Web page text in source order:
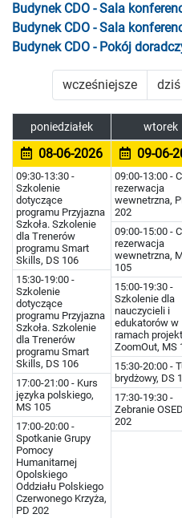
Budynek CDO - Sala
Budynek CDO - Sala
Budynek CDO - Pokój
wcześniejsze
poniedziałek wtorek
08-06-2026
09:30-13:30 -
Szkolenie
dotyczące
programu Przyjazna
Szkoła. Szkolenie
dla Trenerów
programu Smart
Skills, DS 106
15:30-19:00 -
Szkolenie
dotyczące
programu Przyjazna
Szkoła. Szkolenie
dla Trenerów
programu Smart
Skills, DS 106
17:00-21:00 - Kurs
języka polskiego,
MS 105
17:00-20:00 -
Spotkanie Grupy
Pomocy
Humanitarnej
Opolskiego
Oddziału Polskiego
Czerwonego Krzyża,
PD 202
09-06-
09:00-13:00 -
rezerwacja
wewnetrzna,
202
09:00-15:00 -
rezerwacja
wewnetrzna,
105
15:00-19:30 -
Szkolenie dla
nauczycieli i
edukatorów w
ramach
ZoomOut, MS
15:30-20:00 -
brydżowy, DS
17:30-19:30 -
Zebranie
202